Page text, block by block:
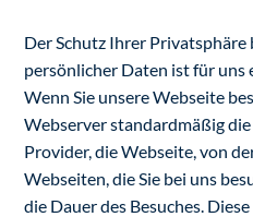
Der Schutz Ihrer
persönlicher Daten ist für uns
Wenn Sie unsere Webseite
Webserver standardmäßig
Provider, die Webseite, von
Webseiten, die Sie bei uns
die Dauer des Besuches.